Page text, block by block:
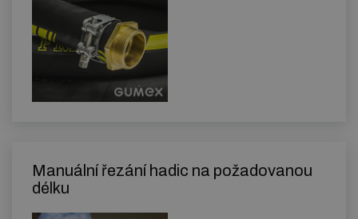
Manuální řezání hadic na požadovanou
délku